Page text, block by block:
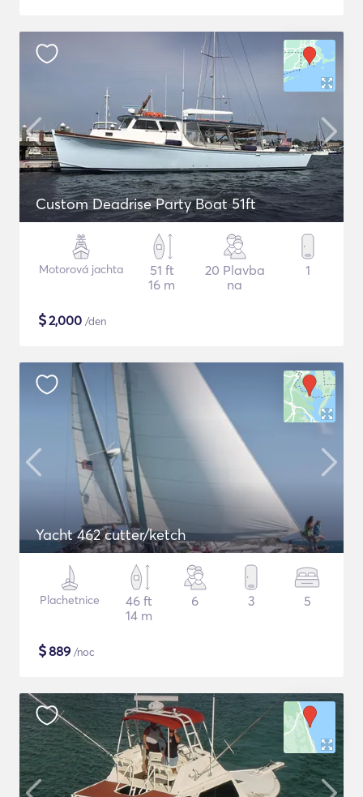
Custom Deadrise Party Boat 51ft
Motorová jachta
51 ft
16 m
20 Plavba
na
1
$2,000 /den
Yacht 462 cutter/ketch
Plachetnice
46 ft
14 m
6 3 5
$889 /noc